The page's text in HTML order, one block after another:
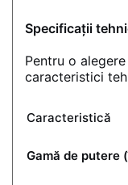
Specificații
Pentru o
caracteristici
Caracteristică
Gamă de putere